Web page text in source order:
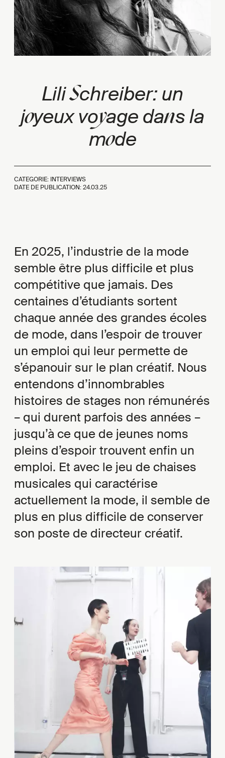
LiliSchreiber: un
joyeux voyage dans la
mode
CATEGORIE: INTERVIEWS
DATE DE PUBLICATION:24.03.25
En 2025, l’industrie de la mode
semble être plus difficile et plus
compétitive que jamais. Des
centaines d’étudiants sortent
chaque année des grandes écoles
de mode, dans l’espoir de trouver
un emploi qui leur permette de
s’épanouir sur le plan créatif. Nous
entendons d’innombrables
histoires de stages non rémunérés
– qui durent parfois des années –
jusqu’à ce que de jeunes noms
pleins d’espoir trouvent enfin un
emploi. Et avec le jeu de chaises
musicales qui caractérise
actuellement la mode, il semble de
plus en plus difficile de conserver
son poste de directeur créatif.